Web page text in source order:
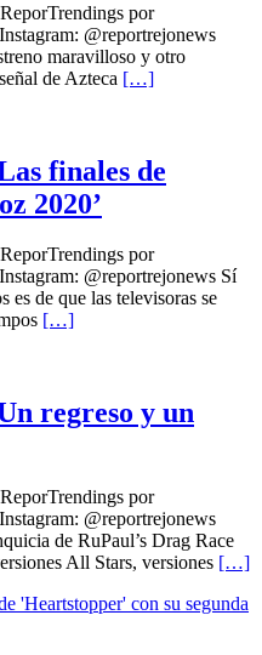
por
@reportrejonews
maravilloso y otro
de Azteca […]
finales de
2020’
por
@reportrejonews Sí
es de que las televisoras se
[…]
regreso y un
por
@reportrejonews
de RuPaul’s Drag Race
All Stars, versiones […]